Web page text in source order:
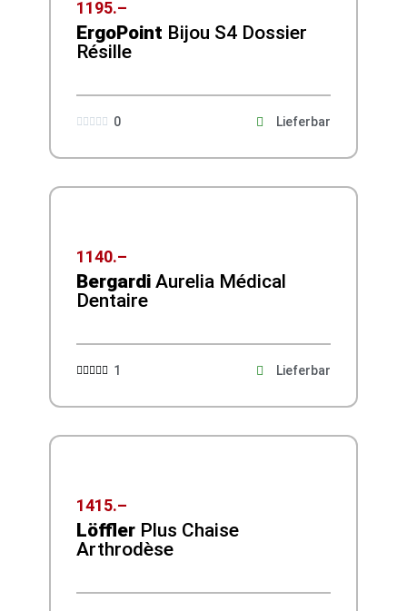
1195.–
ErgoPoint Bijou S4 Dossier
Résille
0
     Lieferbar
1140.–
Bergardi Aurelia Médical
Dentaire
1
 Lieferbar
1415.–
Löffler Plus Chaise
Arthrodèse